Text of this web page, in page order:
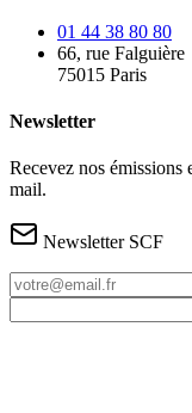
01 44 38 80 80
66, rue Falguière
75015 Paris
Newsletter
Recevez nos émissions
mail.
Newsletter SCF